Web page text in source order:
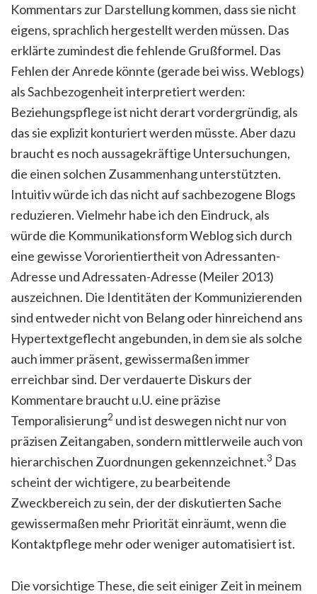
Kommentars zur Darstellung kommen, dass sie nicht
eigens, sprachlich hergestellt werden müssen. Das
erklärte zumindest die fehlende Grußformel. Das
Fehlen der Anrede könnte (gerade bei wiss. Weblogs)
als Sachbezogenheit interpretiert werden:
Beziehungspflege ist nicht derart vordergründig, als
das sie explizit konturiert werden müsste. Aber dazu
braucht es noch aussagekräftige Untersuchungen,
die einen solchen Zusammenhang unterstützten.
Intuitiv würde ich das nicht auf sachbezogene Blogs
reduzieren. Vielmehr habe ich den Eindruck, als
würde die Kommunikationsform Weblog sich durch
eine gewisse Vororientiertheit von Adressanten-
Adresse und Adressaten-Adresse (Meiler 2013)
auszeichnen. Die Identitäten der Kommunizierenden
sind entweder nicht von Belang oder hinreichend ans
Hypertextgeflecht angebunden, in dem sie als solche
auch immer präsent, gewissermaßen immer
erreichbar sind. Der verdauerte Diskurs der
Kommentare braucht u.U. eine präzise
Temporalisierung2 und ist deswegen nicht nur von
präzisen Zeitangaben, sondern mittlerweile auch von
hierarchischen Zuordnungen gekennzeichnet.3 Das
scheint der wichtigere, zu bearbeitende
Zweckbereich zu sein, der der diskutierten Sache
gewissermaßen mehr Priorität einräumt, wenn die
Kontaktpflege mehr oder weniger automatisiert ist.
Die vorsichtige These, die seit einiger Zeit in meinem